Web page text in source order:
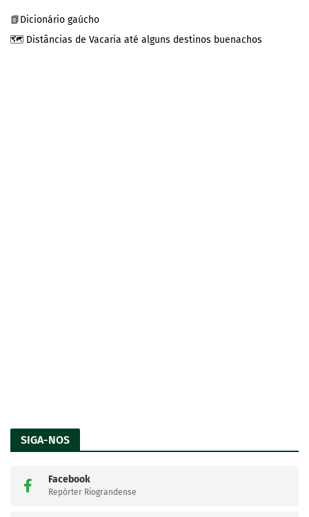
📗Dicionário gaúcho
🗺️ Distâncias de Vacaria até alguns destinos buenachos
SIGA-NOS
Facebook
Repórter Riograndense